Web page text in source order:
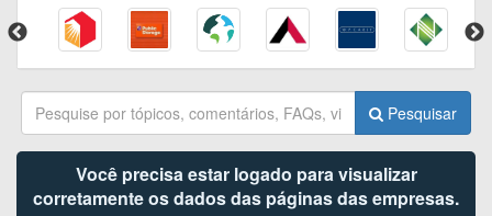
Pesquisar
Você precisa estar logado para visualizar
corretamente os dados das páginas das empresas.